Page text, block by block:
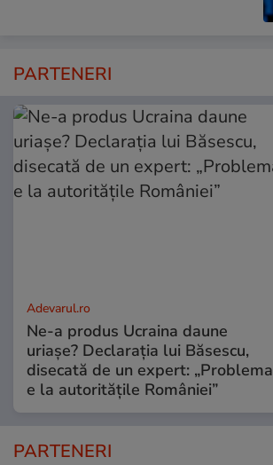
PARTENERI
Adevarul.ro
Ne-a produs Ucraina daune
uriașe? Declarația lui Băsescu,
disecată de un expert: „Problema
e la autoritățile României”
PARTENERI